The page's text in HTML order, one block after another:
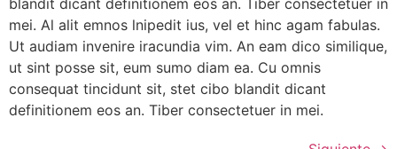
mei. Al alit emnos lnipedit ius, vel et hinc agam fabulas.
Ut audiam invenire iracundia vim. An eam dico similique,
ut sint posse sit, eum sumo diam ea. Cu omnis
consequat tincidunt sit, stet cibo blandit dicant
definitionem eos an. Tiber consectetuer in mei.